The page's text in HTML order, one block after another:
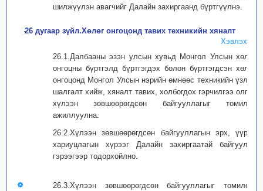
шилжүүлэн авагчийг Далайн захиргаанд бүртгүүлнэ.
26 дугаар зүйл.Хөлөг онгоцонд тавих техникийн хяналт
Хэвлэх
26.1.Далбааны эзэн улсын хувьд Монгол Улсын хөлөг
онгоцны бүртгэлд бүртгэгдэх болон бүртгэгдсэн хөлөг
онгоцонд Монгол Улсын нэрийн өмнөөс техникийн үзлэг,
шалгалт хийж, хяналт тавих, холбогдох гэрчилгээ олгох
хүлээн зөвшөөрөгдсөн байгууллагыг томилон
ажиллуулна.
26.2.Хүлээн зөвшөөрөгдсөн байгууллагын эрх, үүрэг,
хариуцлагын хүрээг Далайн захиргаатай байгуулах
гэрээгээр тодорхойлно.
26.3.Хүлээн зөвшөөрөгдсөн байгууллагыг томилох,